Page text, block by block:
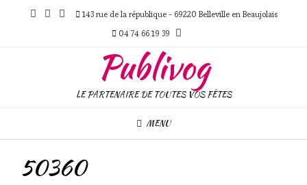
143 rue de la république - 69220 Belleville en Beaujolais
04 74 66 19 39
Publivog
LE PARTENAIRE DE TOUTES VOS FÊTES
MENU
50360